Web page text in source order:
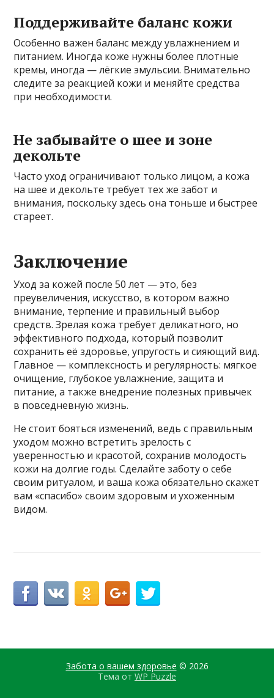
Поддерживайте баланс кожи
Особенно важен баланс между увлажнением и
питанием. Иногда коже нужны более плотные
кремы, иногда — лёгкие эмульсии. Внимательно
следите за реакцией кожи и меняйте средства
при необходимости.
Не забывайте о шее и зоне
декольте
Часто уход ограничивают только лицом, а кожа
на шее и декольте требует тех же забот и
внимания, поскольку здесь она тоньше и быстрее
стареет.
Заключение
Уход за кожей после 50 лет — это, без
преувеличения, искусство, в котором важно
внимание, терпение и правильный выбор
средств. Зрелая кожа требует деликатного, но
эффективного подхода, который позволит
сохранить её здоровье, упругость и сияющий вид.
Главное — комплексность и регулярность: мягкое
очищение, глубокое увлажнение, защита и
питание, а также внедрение полезных привычек
в повседневную жизнь.
Не стоит бояться изменений, ведь с правильным
уходом можно встретить зрелость с
уверенностью и красотой, сохранив молодость
кожи на долгие годы. Сделайте заботу о себе
своим ритуалом, и ваша кожа обязательно скажет
вам «спасибо» своим здоровым и ухоженным
видом.
Забота о вашем здоровье © 2026
Тема от WP Puzzle